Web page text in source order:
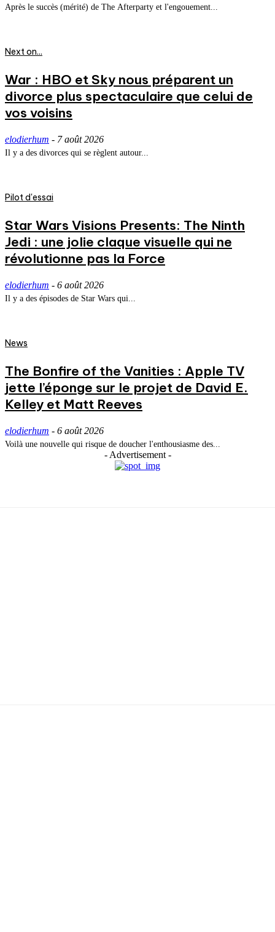
Après le succès (mérité) de The Afterparty et l'engouement...
Next on...
War : HBO et Sky nous préparent un
divorce plus spectaculaire que celui de
vos voisins
elodierhum - 7 août 2026
Il y a des divorces qui se règlent autour...
Pilot d'essai
Star Wars Visions Presents: The Ninth
Jedi : une jolie claque visuelle qui ne
révolutionne pas la Force
elodierhum - 6 août 2026
Il y a des épisodes de Star Wars qui...
News
The Bonfire of the Vanities : Apple TV
jette l’éponge sur le projet de David E.
Kelley et Matt Reeves
elodierhum - 6 août 2026
Voilà une nouvelle qui risque de doucher l'enthousiasme des...
- Advertisement -